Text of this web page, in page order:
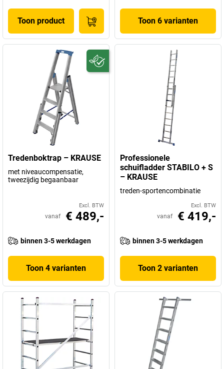
Toon product Toon 6 varianten
Tredenboktrap – KRAUSE
met niveaucompensatie,
tweezijdig begaanbaar
Excl. BTW
vanaf € 489,-
binnen 3-5 werkdagen
Toon 4 varianten
Professionele
schuifladder STABILO + S
– KRAUSE
treden-sportencombinatie
Excl. BTW
vanaf € 419,-
binnen 3-5 werkdagen
Toon 2 varianten